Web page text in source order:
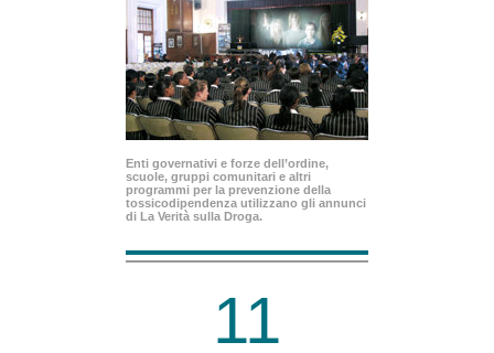
Enti governativi e forze dell’ordine,
scuole, gruppi comunitari e altri
programmi per la prevenzione della
tossicodipendenza utilizzano gli annunci
di La Verità sulla Droga.
11